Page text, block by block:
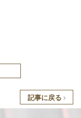
記事に戻る